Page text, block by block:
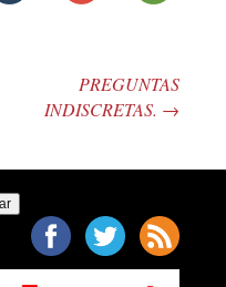
PREGUNTAS
INDISCRETAS. →